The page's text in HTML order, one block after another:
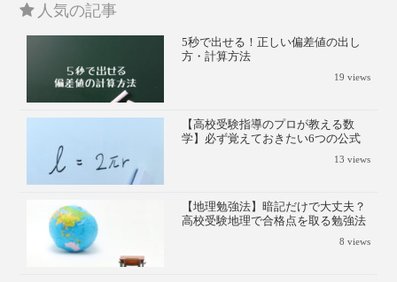
人気の記事
5秒で出せる！正しい偏差値の出し
方・計算方法
19 views
【高校受験指導のプロが教える数
学】必ず覚えておきたい6つの公式
13 views
【地理勉強法】暗記だけで大丈夫？
高校受験地理で合格点を取る勉強法
8 views